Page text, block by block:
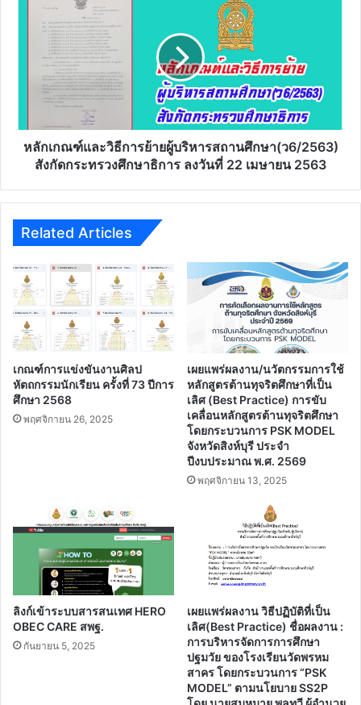
สถาน
ศึกษา(ว6/2563)
สังกัด
วัน
ที่
เมษายน
2563
หลักเกณฑ์และวิธีการย้ายผู้บริหารสถานศึกษา(ว6/2563)
สังกัดกระทรวงศึกษาธิการ ลงวันที่ 22 เมษายน 2563
Related Articles
เกณฑ์การแข่งขันงานศิลป
หัตถกรรมนักเรียน ครั้งที่ 73 ปีการ
ศึกษา 2568
พฤศจิกายน 26, 2025
เผยแพร่ผลงาน/นวัตกรรมการใช้
หลักสูตรต้านทุจริตศึกษาที่เป็น
เลิศ (Best Practice) การขับ
เคลื่อนหลักสูตรต้านทุจริตศึกษา
โดยกระบวนการ PSK MODEL
จังหวัดสิงห์บุรี ประจํา
ปีงบประมาณ พ.ศ. 2569
พฤศจิกายน 13, 2025
ลิงก์เข้าระบบสารสนเทศ HERO
OBEC CARE สพฐ.
กันยายน 5, 2025
เผยแพร่ผลงาน วิธีปฏิบัติที่เป็น
เลิศ(Best Practice) ชื่อผลงาน :
การบริหารจัดการการศึกษา
ปฐมวัย ของโรงเรียนวัดพรหม
สาคร โดยกระบวนการ “PSK
MODEL” ตามนโยบาย SS2P